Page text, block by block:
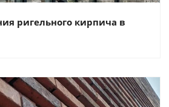
ригельного кирпича в